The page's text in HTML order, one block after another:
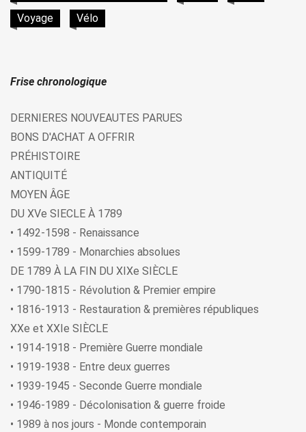
Voyage
Vélo
Frise chronologique
DERNIERES NOUVEAUTES PARUES
BONS D'ACHAT A OFFRIR
PRÉHISTOIRE
ANTIQUITÉ
MOYEN ÂGE
DU XVe SIECLE À 1789
• 1492-1598 - Renaissance
• 1599-1789 - Monarchies absolues
DE 1789 À LA FIN DU XIXe SIÈCLE
• 1790-1815 - Révolution & Premier empire
• 1816-1913 - Restauration & premières républiques
XXe et XXIe SIÈCLE
• 1914-1918 - Première Guerre mondiale
• 1919-1938 - Entre deux guerres
• 1939-1945 - Seconde Guerre mondiale
• 1946-1989 - Décolonisation & guerre froide
• 1989 à nos jours - Monde contemporain